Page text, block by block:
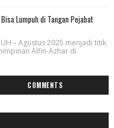
Lumpuh di Tangan Pejabat
– Agustus 2025 menjadi titik
Alfin-Azhar di
COMMENTS